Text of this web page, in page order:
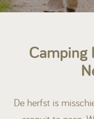
Kamperen
Camping
De herfst is